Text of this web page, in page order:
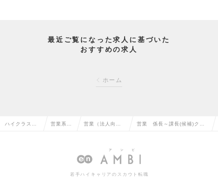
最近ご覧になった求人に基づいた
おすすめの求人
ホーム
ハイクラス求 営業系の 営業（法人向 営業 係長～課長(候補)クラ
若手ハイキャリアのスカウト転職